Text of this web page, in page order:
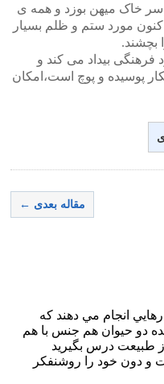
خاک میهن بوزد و همه ی
کنون مورد ستم و ظلم بسیار
بچشند.
فرهنگی بیداد می کند و
پوسیده و پوچ است،امکان
مقاله بعدی ←